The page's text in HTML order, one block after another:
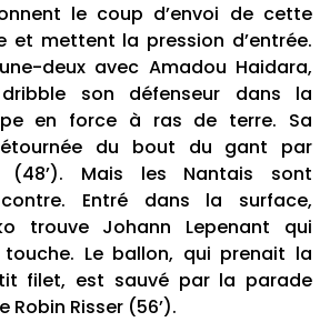
le coup d’envoi de cette
et mettent la pression d’entrée.
deux avec Amadou Haidara,
son défenseur dans la
en force à ras de terre. Sa
du bout du gant par
(48’). Mais les Nantais sont
Entré dans la surface,
trouve Johann Lepenant qui
Le ballon, qui prenait la
filet, est sauvé par la parade
Robin Risser (56’).